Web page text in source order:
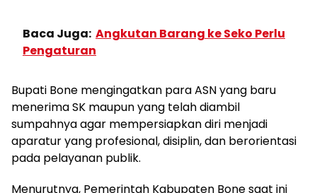
Baca Juga: Angkutan Barang ke Seko Perlu
Pengaturan
Bupati Bone mengingatkan para ASN yang baru
menerima SK maupun yang telah diambil
sumpahnya agar mempersiapkan diri menjadi
aparatur yang profesional, disiplin, dan berorientasi
pada pelayanan publik.
Menurutnya, Pemerintah Kabupaten Bone saat ini